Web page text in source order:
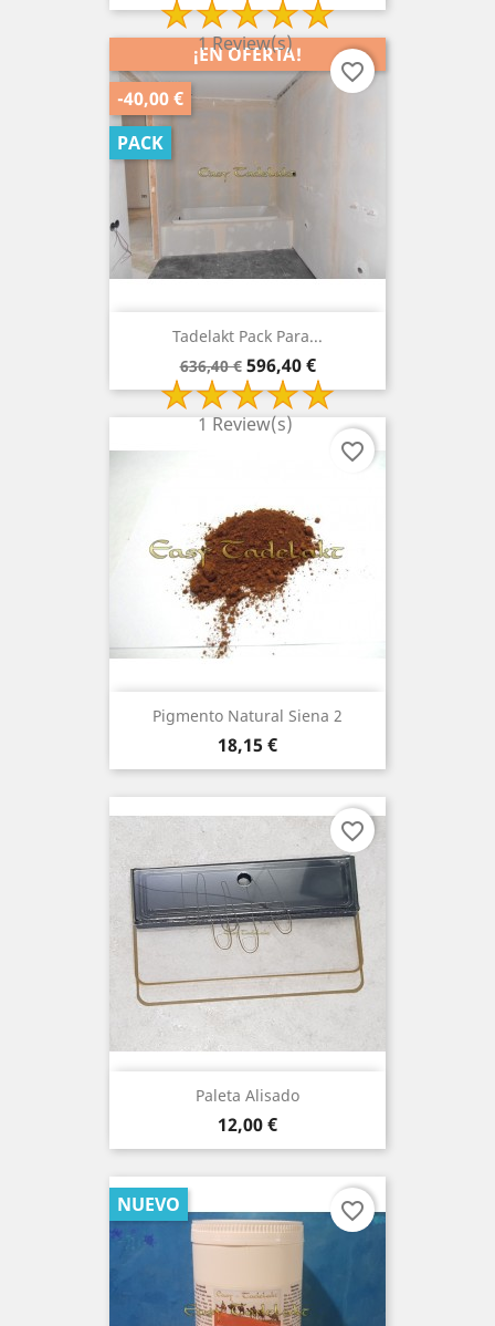
1 Review(s)
Tadelakt Pack Para...
Precio
base
636,40 € Precio
596,40 €
1 Review(s)
¡EN OFERTA!
-40,00 €
PACK
favorite_border
Pigmento Natural Siena 2
Precio
18,15 €
favorite_border
Paleta Alisado
Precio
12,00 €
favorite_border
NUEVO favorite_border